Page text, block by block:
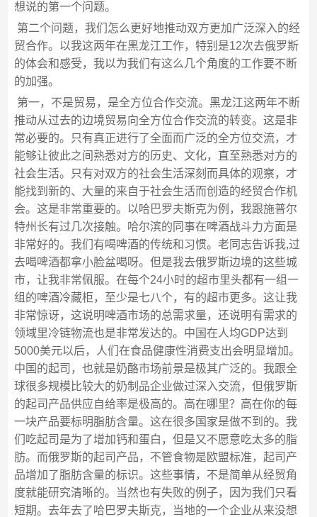
想说的第一个问题。
第二个问题，我们怎么更好地推动双方更加广泛深入的经
贸合作。以我这两年在黑龙江工作，特别是12次去俄罗斯
的体会和感受，我以为我们有这么几个角度的工作要不断
的加强。
第一，不是贸易，是全方位合作交流。黑龙江这两年不断
推动从过去的边境贸易向全方位合作交流的转变。这是非
常必要的。只有真正进行了全面而广泛的全方位交流，才
能够让彼此之间熟悉对方的历史、文化，直至熟悉对方的
社会生活。只有对双方的社会生活深刻而具体的观察，才
能找到新的、大量的来自于社会生活而创造的经贸合作机
会。这是非常重要的。以哈巴罗夫斯克为例，我跟施普尔
特州长有过几次接触。哈尔滨的同事在啤酒战斗力方面是
非常好的。我们有喝啤酒的传统和习惯。老同志告诉我,过
去喝啤酒都拿小脸盆喝呀。但是我去俄罗斯边境的这些城
市，让我非常佩服。在每个24小时的超市里头都有一组一
组的啤酒冷藏柜，至少是七八个，有的超市更多。这让我
非常惊讶，这说明啤酒市场的总需求量，还说明有需求的
领域里冷链物流也是非常发达的。中国在人均GDP达到
5000美元以后，人们在食品健康性消费支出会明显增加。
中国的起司，也就是奶酪市场前景是极其广泛的。我跟全
球很多规模比较大的奶制品企业做过深入交流，但俄罗斯
的起司产品供应自给率是极高的。高在哪里？高在你的每
一块产品要标明脂肪含量。这在很多国家是做不到的。我
们吃起司是为了增加钙和蛋白，但是又不愿意吃太多的脂
肪。而俄罗斯的起司产品，不管食物是欧盟标准，起司产
品增加了脂肪含量的标识。这些事情，不是简单从经贸角
度就能研究清晰的。当然也有失败的例子，因为我们只看
短期。去年去了哈巴罗夫斯克，当地的一个企业从来没想